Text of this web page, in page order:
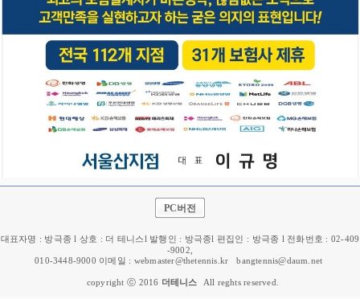
PC버전
대표자명 : 방극종 l 상호 : 더 테니스l 발행인 : 방극종l 편집인 : 방극종 l 전화번호 : 02-409
-9002,
010-3448-9000 이메일 : webmaster@thetennis.krbangtennis@daum.net
copyright ⓒ 2016 더테니스 All reghts reserved.